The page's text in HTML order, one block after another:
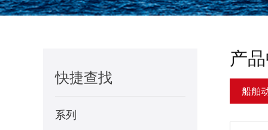
快捷查找
系列
产
船舶